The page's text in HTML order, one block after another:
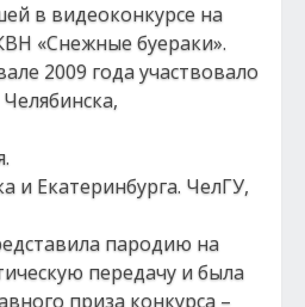
в видеоконкурсе на
«Снежные буераки».
2009 года участвовало
и Екатеринбурга. ЧелГУ,
пародию на
передачу и была
приза конкурса –